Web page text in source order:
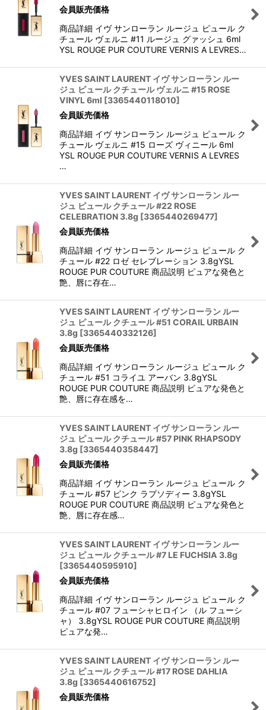
会員販売価格
商品詳細 イヴ サンローラン ルージュ ピュール ク
チュール ヴェルニ #11 ルージュ グァッシュ 6ml
YSL ROUGE PUR COUTURE VERNIS A LEVRES…
YVES SAINT LAURENT イヴ サンローラン ルー
ジュ ピュール クチュール ヴェルニ #15 ROSE
VINYL 6ml [3365440118010]
会員販売価格
商品詳細 イヴ サンローラン ルージュ ピュール ク
チュール ヴェルニ #15 ローズ ヴィニール 6ml
YSL ROUGE PUR COUTURE VERNIS A LEVRES
…
YVES SAINT LAURENT イヴ サンローラン ルー
ジュ ピュール クチュール #22 ROSE
CELEBRATION 3.8g [3365440269477]
会員販売価格
商品詳細 イヴ サンローラン ルージュ ピュール ク
チュール #22 ロゼ セレブレーション 3.8gYSL
ROUGE PUR COUTURE 商品説明 ピュアな発色と
艶、唇に存在…
YVES SAINT LAURENT イヴ サンローラン ルー
ジュ ピュール クチュール #51 CORAIL URBAIN
3.8g [3365440332126]
会員販売価格
商品詳細 イヴ サンローラン ルージュ ピュール ク
チュール #51 コライユ アーバン 3.8gYSL
ROUGE PUR COUTURE 商品説明 ピュアな発色と
艶、唇に存在感を…
YVES SAINT LAURENT イヴ サンローラン ルー
ジュ ピュール クチュール #57 PINK RHAPSODY
3.8g [3365440358447]
会員販売価格
商品詳細 イヴ サンローラン ルージュ ピュール ク
チュール #57 ピンク ラプソディー 3.8gYSL
ROUGE PUR COUTURE 商品説明 ピュアな発色と
艶、唇に存在感…
YVES SAINT LAURENT イヴ サンローラン ルー
ジュ ピュール クチュール #7 LE FUCHSIA 3.8g
[3365440595910]
会員販売価格
商品詳細 イヴ サンローラン ルージュ ピュール ク
チュール #07 フューシャヒロイン （ル フューシ
ャ） 3.8gYSL ROUGE PUR COUTURE 商品説明
ピュアな発…
YVES SAINT LAURENT イヴ サンローラン ルー
ジュ ピュール クチュール #17 ROSE DAHLIA
3.8g [3365440616752]
会員販売価格